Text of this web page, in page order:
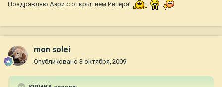
Поздравляю Анри с открытием Интера!
mon solei
Опубликовано 3 октября, 2009